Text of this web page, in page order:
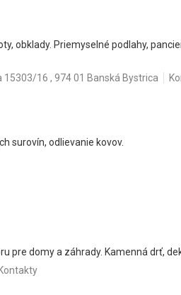
obklady. Priemyselné podlahy,
15303/16 , 974 01 Banská Bystrica
surovín, odlievanie kovov.
pre domy a záhrady. Kamenná drť,
Kontakty